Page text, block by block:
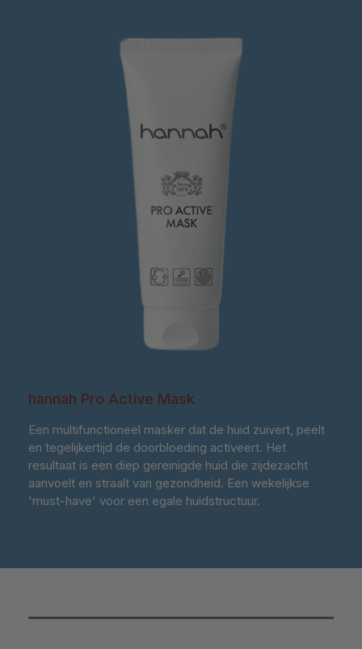
hannah Pro Active Mask
Een multifunctioneel masker dat de huid zuivert, peelt
en tegelijkertijd de doorbloeding activeert. Het
resultaat is een diep gereinigde huid die zijdezacht
aanvoelt en straalt van gezondheid. Een wekelijkse
'must-have' voor een egale huidstructuur.